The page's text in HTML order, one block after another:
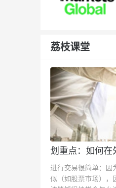
荔枝课堂
划重点：如何在
进行交易很简单：因
似（如股票市场），